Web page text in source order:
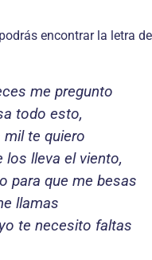
encontrar la letra
me pregunto
todo esto,
te quiero
los lleva el viento,
para que me besas
llamas
te necesito faltas